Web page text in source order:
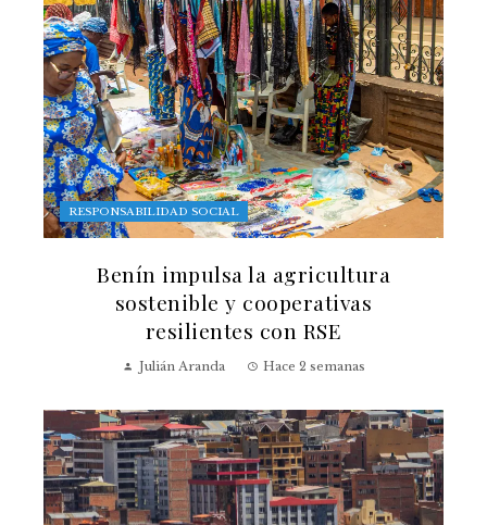
RESPONSABILIDAD SOCIAL
Benín impulsa la agricultura
sostenible y cooperativas
resilientes con RSE
Julián Aranda Hace 2 semanas